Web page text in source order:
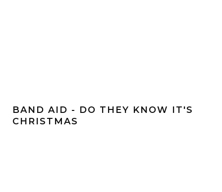
BAND AID - DO THEY KNOW IT'S
CHRISTMAS